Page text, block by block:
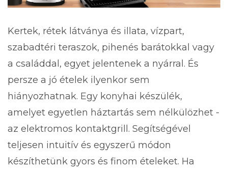
Kertek, rétek látványa és illata, vízpart,
szabadtéri teraszok, pihenés barátokkal vagy
a családdal, egyet jelentenek a nyárral. És
persze a jó ételek ilyenkor sem
hiányozhatnak. Egy konyhai készülék,
amelyet egyetlen háztartás sem nélkülözhet -
az elektromos kontaktgrill. Segítségével
teljesen intuitív és egyszerű módon
készíthetünk gyors és finom ételeket. Ha